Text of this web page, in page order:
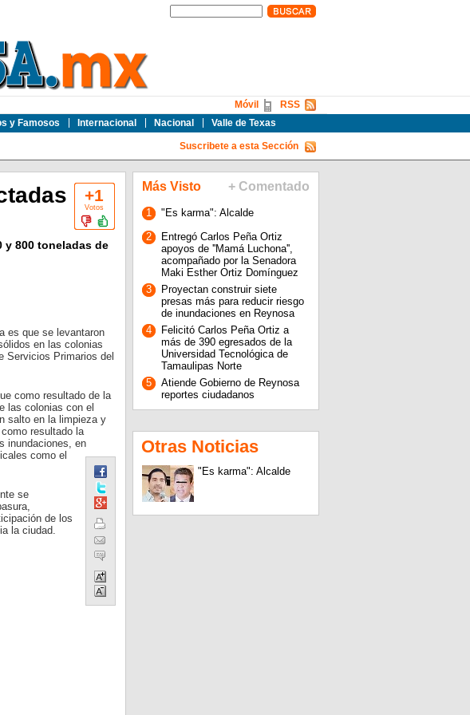
y Famosos Internacional Nacional Valle de Texas
RSS
Móvil
Suscribete a esta Sección
+1
Votos
y 800 toneladas de
es que se levantaron
en las colonias
Servicios Primarios del
como resultado de la
las colonias con el
salto en la limpieza y
resultado la
inundaciones, en
como el
se
de los
la ciudad.
Más Visto + Comentado
1
"Es karma": Alcalde
2
Entregó Carlos Peña Ortiz
apoyos de ''Mamá Luchona'',
acompañado por la Senadora
Maki Esther Ortiz Domínguez
3
Proyectan construir siete
presas más para reducir riesgo
de inundaciones en Reynosa
4
Felicitó Carlos Peña Ortiz a
más de 390 egresados de la
Universidad Tecnológica de
Tamaulipas Norte
5
Atiende Gobierno de Reynosa
reportes ciudadanos
Otras Noticias
"Es karma": Alcalde